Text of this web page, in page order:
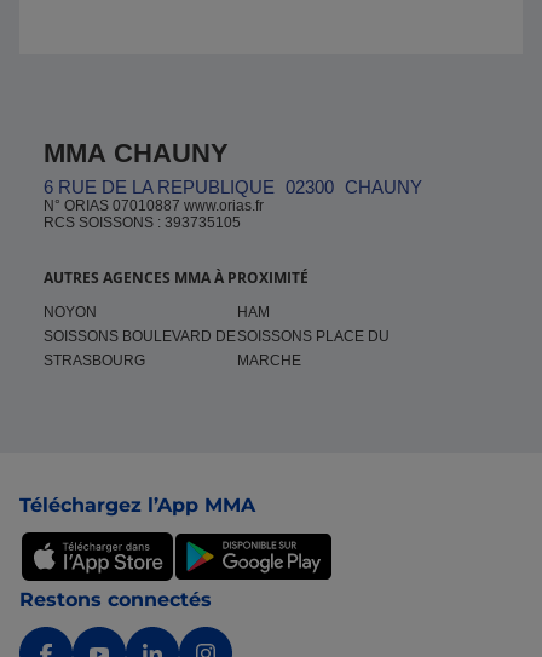
MMA CHAUNY
6 RUE DE LA REPUBLIQUE 02300 CHAUNY
N° ORIAS 07010887 www.orias.fr
RCS SOISSONS : 393735105
AUTRES AGENCES MMA À PROXIMITÉ
NOYON
HAM
SOISSONS BOULEVARD DE
STRASBOURG
SOISSONS PLACE DU
MARCHE
Téléchargez l’App MMA
Restons connectés